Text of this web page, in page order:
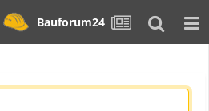
Bauforum24